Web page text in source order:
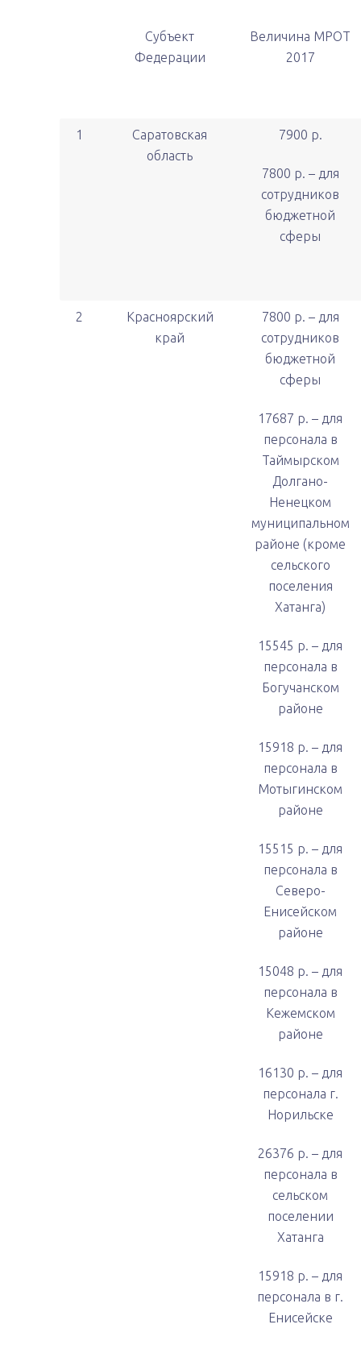
Субъект
Федерации
Величина МРОТ
2017
1
Саратовская
область
7900 р.
7800 р. – для
сотрудников
бюджетной
сферы
2
Красноярский
край
7800 р. – для
сотрудников
бюджетной
сферы
17687 р. – для
персонала в
Таймырском
Долгано-
Ненецком
муниципальном
районе (кроме
сельского
поселения
Хатанга)
15545 р. – для
персонала в
Богучанском
районе
15918 р. – для
персонала в
Мотыгинском
районе
15515 р. – для
персонала в
Северо-
Енисейском
районе
15048 р. – для
персонала в
Кежемском
районе
16130 р. – для
персонала г.
Норильске
26376 р. – для
персонала в
сельском
поселении
Хатанга
15918 р. – для
персонала в г.
Енисейске